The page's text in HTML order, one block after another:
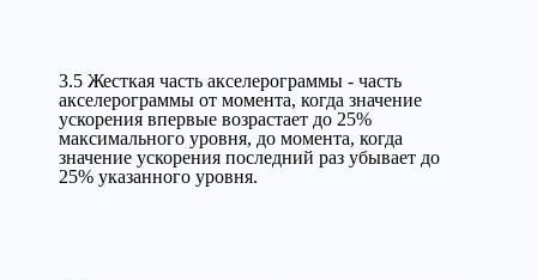
3.5 Жесткая часть акселерограммы - часть
акселерограммы от момента, когда значение
ускорения впервые возрастает до 25%
максимального уровня, до момента, когда
значение ускорения последний раз убывает до
25% указанного уровня.